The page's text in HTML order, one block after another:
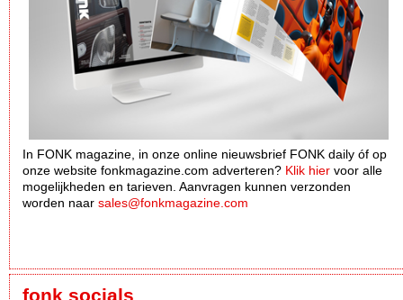
In FONK magazine, in onze online nieuwsbrief FONK daily óf op
onze website fonkmagazine.com adverteren? Klik hier voor alle
mogelijkheden en tarieven. Aanvragen kunnen verzonden
worden naar sales@fonkmagazine.com
fonk socials